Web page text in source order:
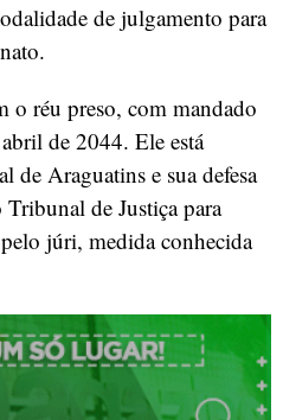
de julgamento para
o réu preso, com mandado
de 2044. Ele está
de Araguatins e sua defesa
de Justiça para
júri, medida conhecida